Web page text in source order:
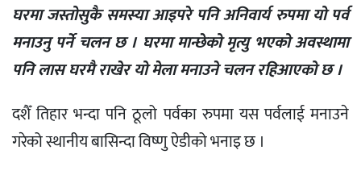
घरमा जस्तोसुकै समस्या आइपरे पनि अनिवार्य रुपमा यो पर्व
मनाउनु पर्ने चलन छ । घरमा मान्छेको मृत्यु भएको अवस्थामा
पनि लास घरमै राखेर यो मेला मनाउने चलन रहिआएको छ ।
दशैँ तिहार भन्दा पनि ठूलो पर्वका रुपमा यस पर्वलाई मनाउने
गरेको स्थानीय बासिन्दा विष्णु ऐडीको भनाइ छ ।